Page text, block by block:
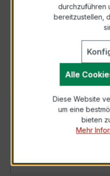
Als
BESCHREIBUNG
Der
Kl.0,5 ist ein
durchzuführen
bereitzustellen,
Alle
Diese Website
um eine
bieten
Mehr